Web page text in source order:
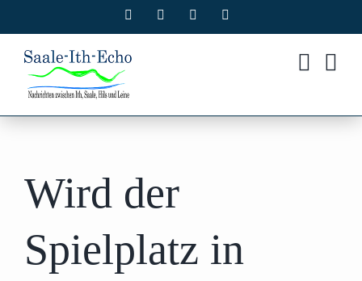
Inhalt
springen
Facebook Instagram
Wird der
Spielplatz in